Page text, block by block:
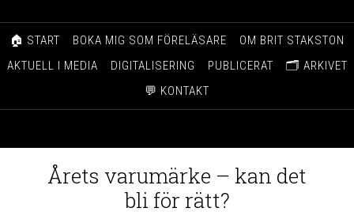
🏠 START BOKA MIG SOM FÖRELÄSARE
OM BRIT STAKSTON
AKTUELL I MEDIA
DIGITALISERING PUBLICERAT
🗂️ ARKIVET
💬 KONTAKT
Årets varumärke – kan det
bli för rätt?